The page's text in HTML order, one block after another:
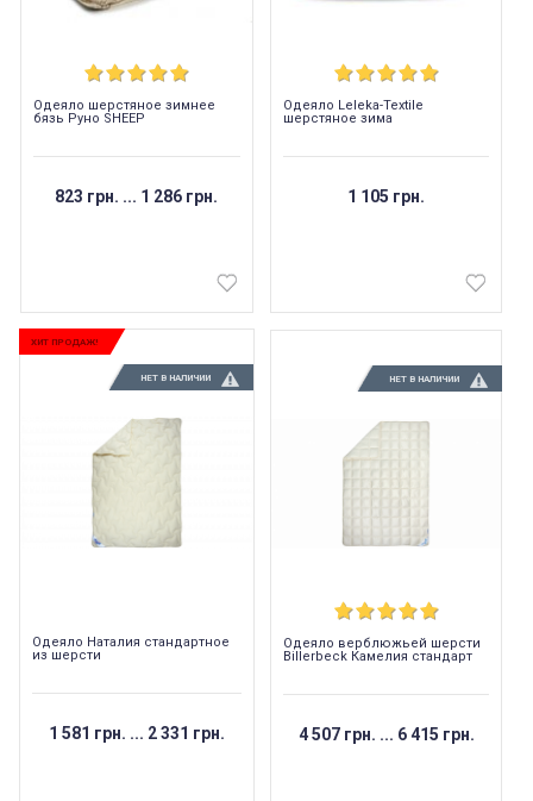
Одеяло шерстяное зимнее
бязь Руно SHEEP
823 грн. ... 1 286 грн.
Одеяло Leleka-Textile
шерстяное зима
1 105 грн.
НЕТ В НАЛИЧИИ
ХИТ ПРОДАЖ!
Одеяло Наталия стандартное
из шерсти
1 581 грн. ... 2 331 грн.
НЕТ В НАЛИЧИИ
Одеяло верблюжьей шерсти
Billerbeck Камелия стандарт
4 507 грн. ... 6 415 грн.